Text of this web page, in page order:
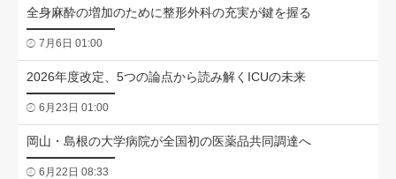
全身麻酔の増加のために整形外科の充実が鍵を握る
7月6日 01:00
2026年度改定、5つの論点から読み解くICUの未来
6月23日 01:00
岡山・島根の大学病院が全国初の医薬品共同調達へ
6月22日 08:33